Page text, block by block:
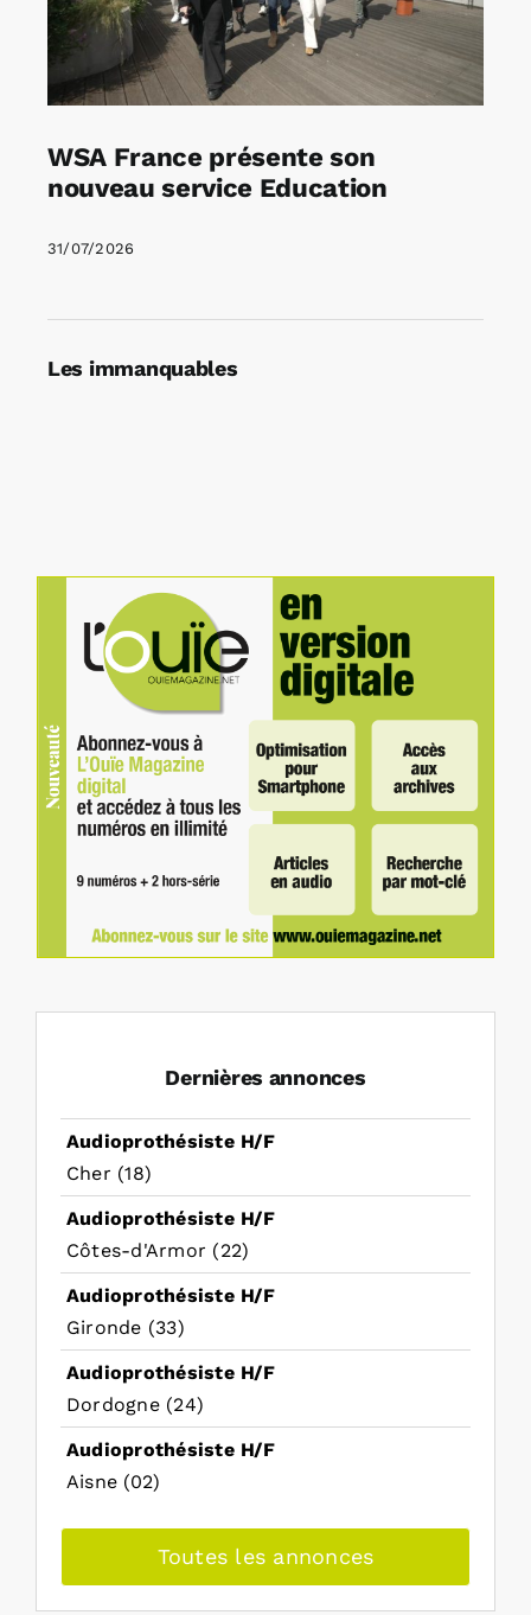
WSA France présente son
nouveau service Education
31/07/2026
Les immanquables
Dernières annonces
Audioprothésiste H/F
Cher (18)
Audioprothésiste H/F
Côtes-d'Armor (22)
Audioprothésiste H/F
Gironde (33)
Audioprothésiste H/F
Dordogne (24)
Audioprothésiste H/F
Aisne (02)
Toutes les annonces